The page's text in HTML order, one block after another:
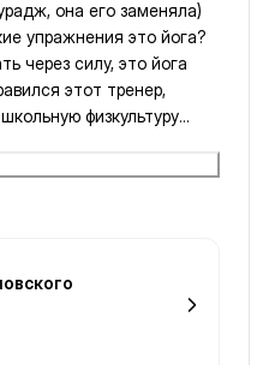
на это😁😁💛🧡💛
она его заменяла)
упражнения это йога?
через силу, это йога
этот тренер,
физкультуру
ни ногой